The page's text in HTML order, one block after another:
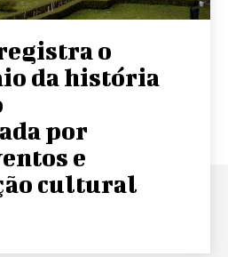
o
da história
por
e
cultural